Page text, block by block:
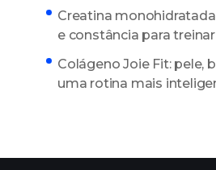
Creatina
e constância para
Colágeno Joie Fit: pele,
uma rotina mais